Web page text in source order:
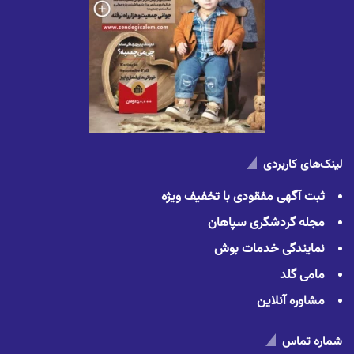
لینک‌های کاربردی
ثبت آگهی مفقودی با تخفیف ویژه
مجله گردشگری سپاهان
نمایندگی خدمات بوش
مامی گلد
مشاوره آنلاین
شماره تماس